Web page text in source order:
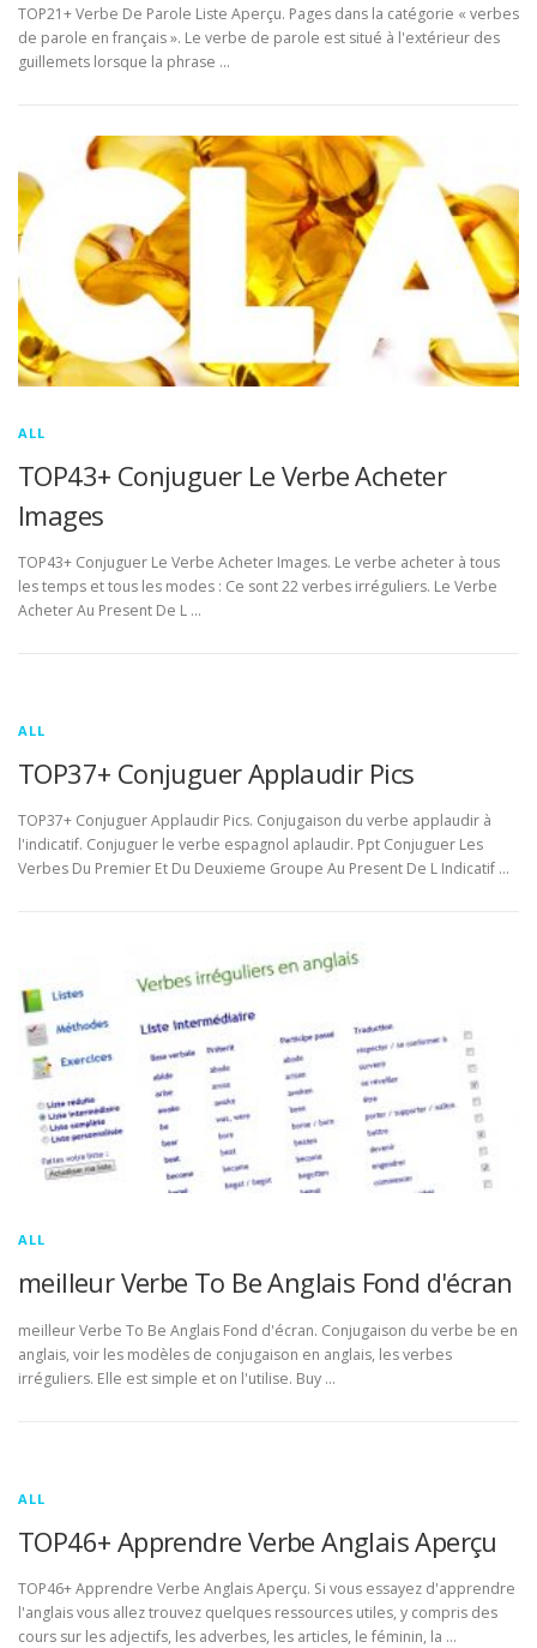
TOP21+ Verbe De Parole Liste Aperçu. Pages dans la catégorie « verbes
de parole en français ». Le verbe de parole est situé à l'extérieur des
guillemets lorsque la phrase …
ALL
TOP43+ Conjuguer Le Verbe Acheter
Images
TOP43+ Conjuguer Le Verbe Acheter Images. Le verbe acheter à tous
les temps et tous les modes : Ce sont 22 verbes irréguliers. Le Verbe
Acheter Au Present De L …
ALL
TOP37+ Conjuguer Applaudir Pics
TOP37+ Conjuguer Applaudir Pics. Conjugaison du verbe applaudir à
l'indicatif. Conjuguer le verbe espagnol aplaudir. Ppt Conjuguer Les
Verbes Du Premier Et Du Deuxieme Groupe Au Present De L Indicatif …
ALL
meilleur Verbe To Be Anglais Fond d'écran
meilleur Verbe To Be Anglais Fond d'écran. Conjugaison du verbe be en
anglais, voir les modèles de conjugaison en anglais, les verbes
irréguliers. Elle est simple et on l'utilise. Buy …
ALL
TOP46+ Apprendre Verbe Anglais Aperçu
TOP46+ Apprendre Verbe Anglais Aperçu. Si vous essayez d'apprendre
l'anglais vous allez trouvez quelques ressources utiles, y compris des
cours sur les adjectifs, les adverbes, les articles, le féminin, la …